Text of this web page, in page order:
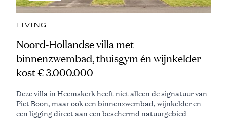
LIVING
Noord-Hollandse villa met
binnenzwembad, thuisgym én wijnkelder
kost € 3.000.000
Deze villa in Heemskerk heeft niet alleen de signatuur van
Piet Boon, maar ook een binnenzwembad, wijnkelder en
een ligging direct aan een beschermd natuurgebied